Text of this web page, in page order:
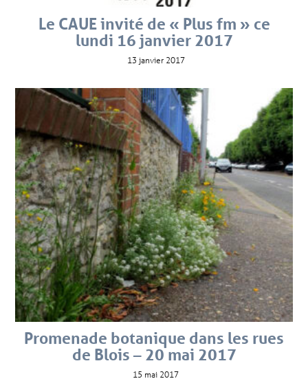
Le CAUE invité de « Plus fm » ce
lundi 16 janvier 2017
13 janvier 2017
Promenade botanique dans les rues
de Blois – 20 mai 2017
15 mai 2017